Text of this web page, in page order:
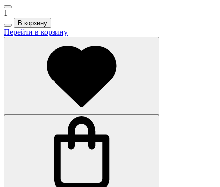
1
В корзину
Перейти в корзину